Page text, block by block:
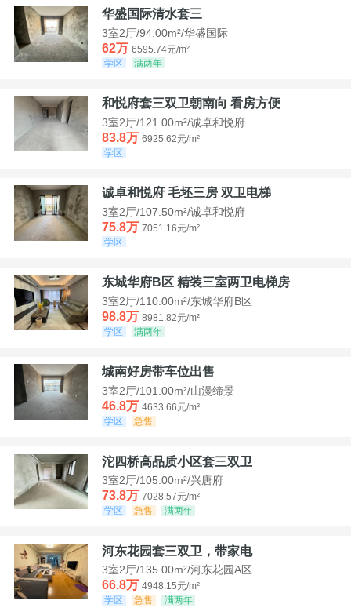
华盛国际清水套三
3室2厅/94.00m²/华盛国际
62万 6595.74元/m²
学区
满两年
和悦府套三双卫朝南向 看房方便
3室2厅/121.00m²/诚卓和悦府
83.8万 6925.62元/m²
学区
诚卓和悦府 毛坯三房 双卫电梯
3室2厅/107.50m²/诚卓和悦府
75.8万 7051.16元/m²
学区
东城华府B区 精装三室两卫电梯房
3室2厅/110.00m²/东城华府B区
98.8万 8981.82元/m²
学区
满两年
城南好房带车位出售
3室2厅/101.00m²/山漫缔景
46.8万 4633.66元/m²
学区
急售
沱四桥高品质小区套三双卫
3室2厅/105.00m²/兴唐府
73.8万 7028.57元/m²
学区
急售 满两年
河东花园套三双卫，带家电
3室2厅/135.00m²/河东花园A区
66.8万 4948.15元/m²
学区
急售 满两年